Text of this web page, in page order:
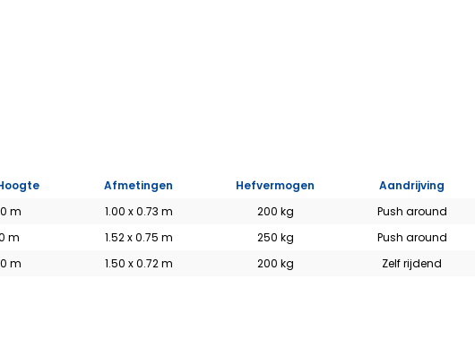
Afmetingen Hefvermogen Aandrijving
m 1.00 x 0.73 m 200 kg Push around
m 1.52 x 0.75 m 250 kg Push around
m 1.50 x 0.72 m 200 kg Zelf rijdend